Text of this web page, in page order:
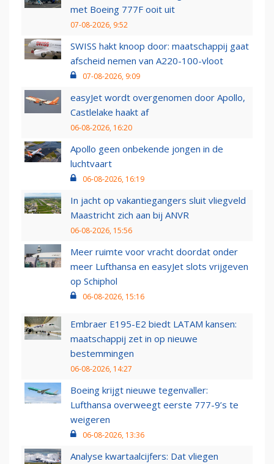
met Boeing 777F ooit uit
07-08-2026, 9:52
SWISS hakt knoop door: maatschappij gaat
afscheid nemen van A220-100-vloot
07-08-2026, 9:09
easyJet wordt overgenomen door Apollo,
Castlelake haakt af
06-08-2026, 16:20
Apollo geen onbekende jongen in de
luchtvaart
06-08-2026, 16:19
In jacht op vakantiegangers sluit vliegveld
Maastricht zich aan bij ANVR
06-08-2026, 15:56
Meer ruimte voor vracht doordat onder
meer Lufthansa en easyJet slots vrijgeven
op Schiphol
06-08-2026, 15:16
Embraer E195-E2 biedt LATAM kansen:
maatschappij zet in op nieuwe
bestemmingen
06-08-2026, 14:27
Boeing krijgt nieuwe tegenvaller:
Lufthansa overweegt eerste 777-9’s te
weigeren
06-08-2026, 13:36
Analyse kwartaalcijfers: Dat vliegen